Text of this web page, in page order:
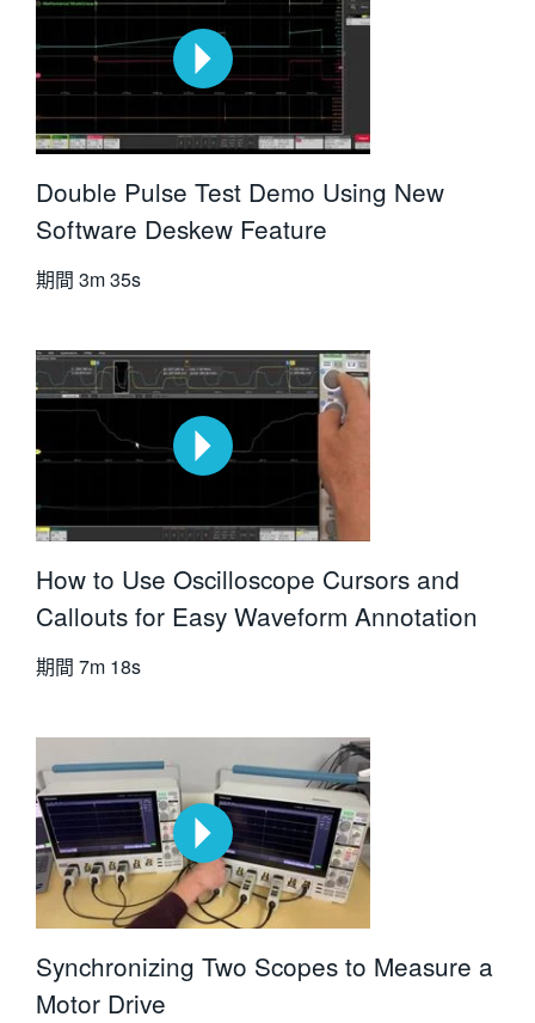
Double Pulse Test Demo Using New
Software Deskew Feature
期間 3m 35s
How to Use Oscilloscope Cursors and
Callouts for Easy Waveform Annotation
期間 7m 18s
Synchronizing Two Scopes to Measure a
Motor Drive